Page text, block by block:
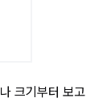
크기부터 보고